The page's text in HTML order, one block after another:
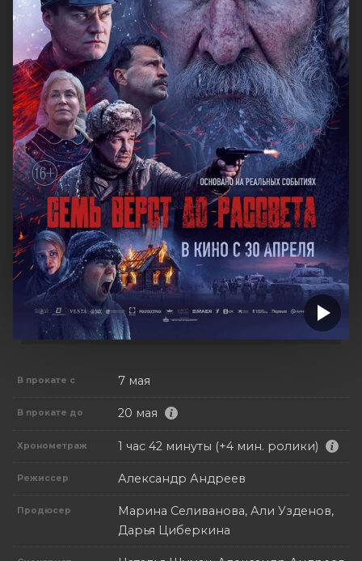
В прокате с 7 мая
В прокате до 20 мая
Хронометраж 1 час 42 минуты (+4 мин. ролики)
Режиссер Александр Андреев
Продюсер
Марина Селиванова, Али Узденов,
Дарья Циберкина